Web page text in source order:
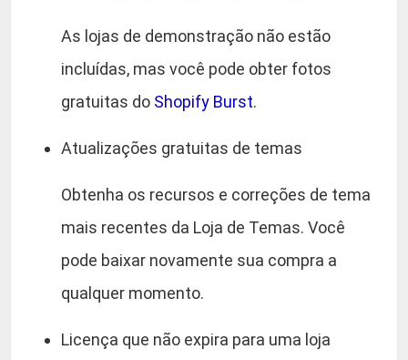
As lojas de demonstração não estão
incluídas, mas você pode obter fotos
gratuitas do Shopify Burst.
Atualizações gratuitas de temas
Obtenha os recursos e correções de tema
mais recentes da Loja de Temas. Você
pode baixar novamente sua compra a
qualquer momento.
Licença que não expira para uma loja